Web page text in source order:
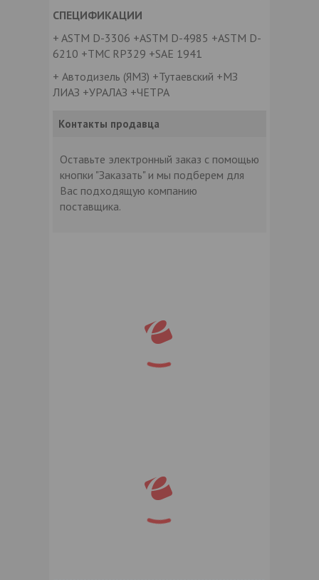
СПЕЦИФИКАЦИИ
+ ASTM D-3306 +ASTM D-4985 +ASTM D-
6210 +TMC RP329 +SAE 1941
+ Автодизель (ЯМЗ) +Тутаевский +МЗ
ЛИАЗ +УРАЛАЗ +ЧЕТРА
Контакты продавца
Оставьте электронный заказ с помощью
кнопки "Заказать" и мы подберем для
Вас подходящую компанию
поставщика.